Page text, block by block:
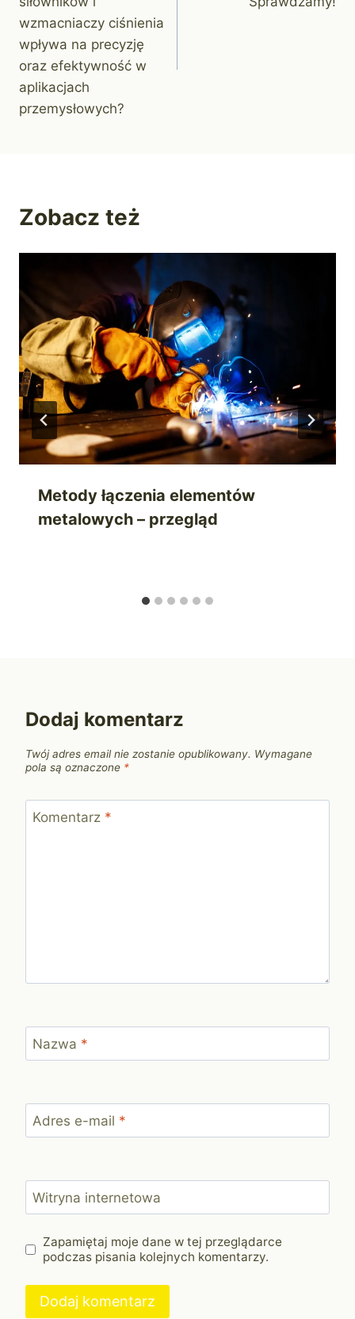
wzmacniaczy ciśnienia
wpływa na precyzję
oraz efektywność w
aplikacjach
przemysłowych?
Zobacz też
Metody łączenia elementów
metalowych – przegląd
Dodaj komentarz
Twój adres email nie zostanie opublikowany. Wymagane
pola są oznaczone *
Komentarz *
Nazwa *
Adres e-mail *
Witryna internetowa
Zapamiętaj moje dane w tej przeglądarce
podczas pisania kolejnych komentarzy.